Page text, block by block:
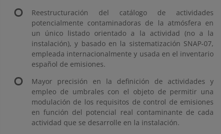
Reestructuración del catálogo de actividades
potencialmente contaminadoras de la atmósfera en
un único listado orientado a la actividad (no a la
instalación), y basado en la sistematización SNAP-07,
empleada internacionalmente y usada en el inventario
español de emisiones.
Mayor precisión en la definición de actividades y
empleo de umbrales con el objeto de permitir una
modulación de los requisitos de control de emisiones
en función del potencial real contaminante de cada
actividad que se desarrolle en la instalación.